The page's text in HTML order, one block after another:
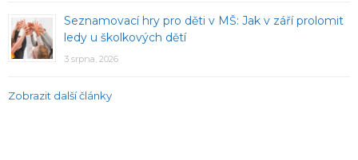
Seznamovací hry pro děti v MŠ: Jak v září prolomit
ledy u školkových dětí
3 srpna, 2026
Zobrazit další články